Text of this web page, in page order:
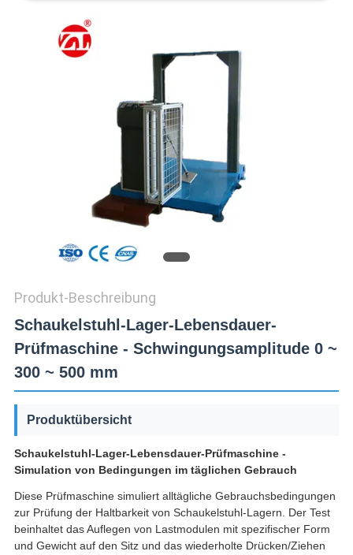
FORDERN
SIE EIN
SITEMAP
PRIVACY
POLICY
Produkt-Beschreibung
Schaukelstuhl-Lager-Lebensdauer-
Prüfmaschine - Schwingungsamplitude 0 ~
300 ~ 500 mm
Produktübersicht
Schaukelstuhl-Lager-Lebensdauer-Prüfmaschine -
Simulation von Bedingungen im täglichen Gebrauch
Diese Prüfmaschine simuliert alltägliche Gebrauchsbedingungen
zur Prüfung der Haltbarkeit von Schaukelstuhl-Lagern. Der Test
beinhaltet das Auflegen von Lastmodulen mit spezifischer Form
und Gewicht auf den Sitz und das wiederholte Drücken/Ziehen